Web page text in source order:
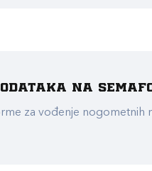
na
za vođenje nogometnih